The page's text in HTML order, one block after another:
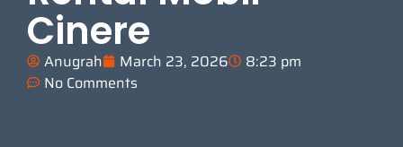
Cinere
Anugrah March 23, 2026
8:23 pm
No Comments